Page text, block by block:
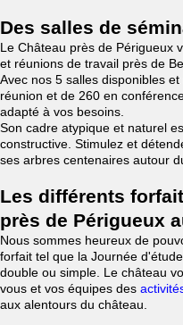
Des salles de
Le Château près de Périgueux
et réunions de travail près de
Avec nos 5 salles disponibles
réunion et de 260 en
adapté à vos besoins.
Son cadre atypique et naturel
constructive. Stimulez et
ses arbres centenaires autour
Les différents
près de Périgueux
Nous sommes heureux de
forfait tel que la Journée
double ou simple. Le château
vous et vos équipes des
aux alentours du château.